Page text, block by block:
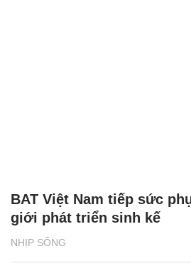
NHỊP SỐNG
BAT Việt Nam tiếp sức
giới phát triển sinh kế